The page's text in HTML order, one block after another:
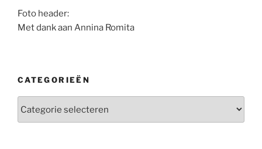
Foto header:
Met dank aan Annina Romita
CATEGORIEËN